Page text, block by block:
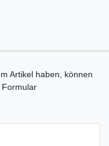
Artikel haben, können